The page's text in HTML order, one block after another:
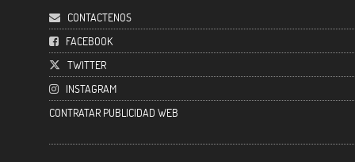
CONTACTENOS
FACEBOOK
TWITTER
INSTAGRAM
CONTRATAR PUBLICIDAD WEB